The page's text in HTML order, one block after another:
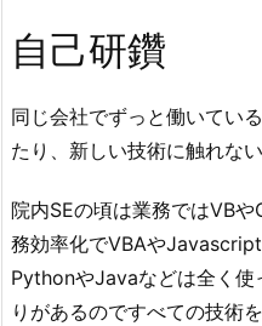
自己研鑽
同じ会社でずっと働いてい
たり、新しい技術に触れな
院内SEの頃は業務ではVB
務効率化でVBAやJavascript
PythonやJavaなどは全く使
りがあるのですべての技術